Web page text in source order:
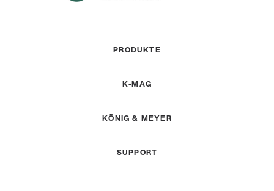
PRODUKTE
K-MAG
KÖNIG & MEYER
SUPPORT